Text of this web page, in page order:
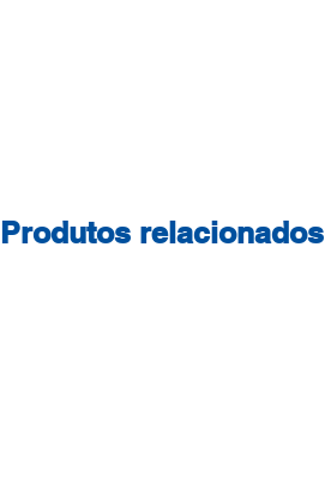
Produtos relacionados